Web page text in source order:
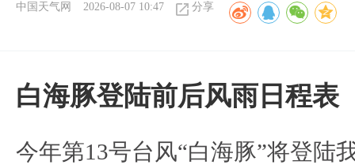
中国天气网 2026-08-07 10:47 分享
白海豚登陆前后风雨日程表
今年第13号台风“白海豚”将登陆